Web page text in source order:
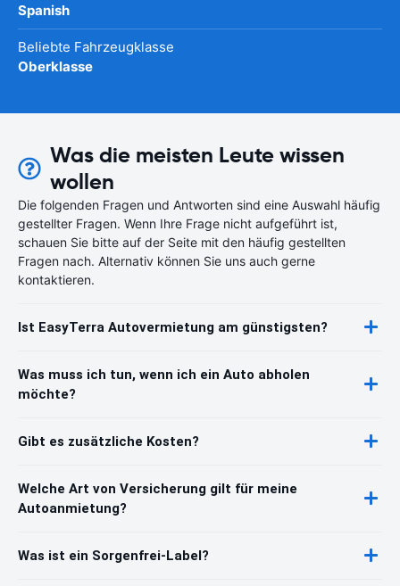
Spanish
Beliebte Fahrzeugklasse
Oberklasse
Was die meisten Leute wissen
wollen
Die folgenden Fragen und Antworten sind eine Auswahl häufig
gestellter Fragen. Wenn Ihre Frage nicht aufgeführt ist,
schauen Sie bitte auf der Seite mit den häufig gestellten
Fragen nach. Alternativ können Sie uns auch gerne
kontaktieren.
Ist EasyTerra Autovermietung am günstigsten?
Was muss ich tun, wenn ich ein Auto abholen
möchte?
Gibt es zusätzliche Kosten?
Welche Art von Versicherung gilt für meine
Autoanmietung?
Was ist ein Sorgenfrei-Label?